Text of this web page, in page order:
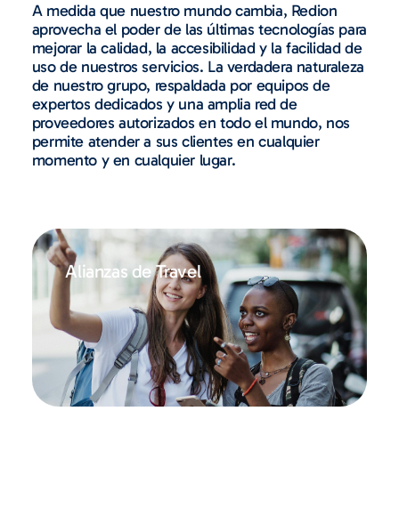
A medida que nuestro mundo cambia, Redion
aprovecha el poder de las últimas tecnologías para
mejorar la calidad, la accesibilidad y la facilidad de
uso de nuestros servicios. La verdadera naturaleza
de nuestro grupo, respaldada por equipos de
expertos dedicados y una amplia red de
proveedores autorizados en todo el mundo, nos
permite atender a sus clientes en cualquier
momento y en cualquier lugar.
Alianzas de Travel